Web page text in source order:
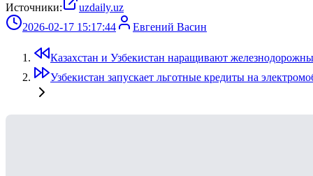
Источники:
uzdaily.uz
2026-02-17 15:17:44
Евгений Васин
Казахстан и Узбекистан наращивают
Узбекистан запускает льготные кредиты на